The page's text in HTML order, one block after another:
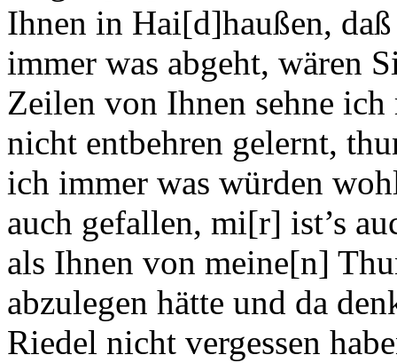
Ihnen in Hai[d]haußen,
immer was abgeht, wären
Zeilen von Ihnen sehne
nicht entbehren gelernt,
ich immer was würden
auch gefallen, mi[r] ist’s
als Ihnen von meine[n]
abzulegen hätte und da
Riedel nicht vergessen